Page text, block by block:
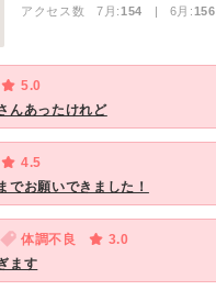
アクセス数 7月:154 | 6月:156
5.0
んあったけれど
4.5
でお願いできました！
体調不良
3.0
ます